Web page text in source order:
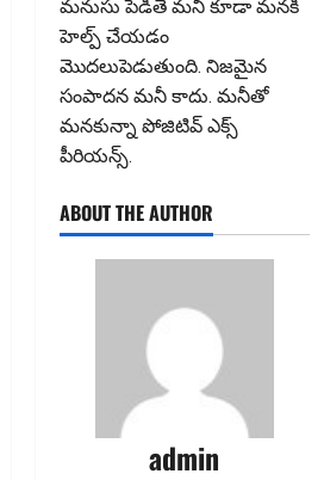
మనుసు పెడితే మనీ కూడా మనకి
హెల్ప్ చేయడం
మొదలుపెడుతుంది. నిజమైన
సంపాదన మనీ కాదు. మనీతో
మనకున్నా పోజిటివ్ ఎక్స్
పీరియన్స్.
ABOUT THE AUTHOR
admin